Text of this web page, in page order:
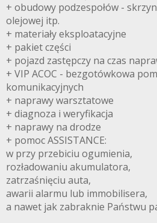
+ obudowy podzespołów -
olejowej itp.
+ materiały eksploatacyjne
+ pakiet części
+ pojazd zastępczy na czas
+ VIP ACOC - bezgotówkowa
komunikacyjnych
+ naprawy warsztatowe
+ diagnoza i weryfikacja
+ naprawy na drodze
+ pomoc ASSISTANCE:
w przy przebiciu ogumienia,
rozładowaniu akumulatora,
zatrzaśnięciu auta,
awarii alarmu lub immobilisera,
a nawet jak zabraknie Państwu